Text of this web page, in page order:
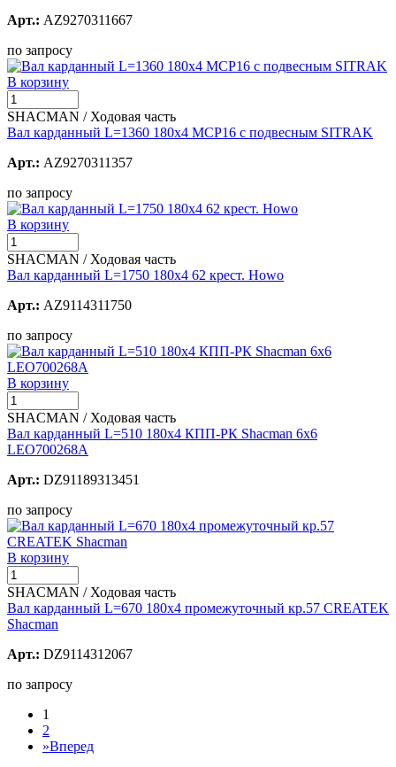
Арт.: AZ9270311667
по запросу
В корзину
SHACMAN / Ходовая часть
Вал карданный L=1360 180х4 MCP16 с подвесным SITRAK
Арт.: AZ9270311357
по запросу
В корзину
SHACMAN / Ходовая часть
Вал карданный L=1750 180х4 62 крест. Howo
Арт.: AZ9114311750
по запросу
В корзину
SHACMAN / Ходовая часть
Вал карданный L=510 180х4 КПП-РК Shacman 6х6
LEO700268A
Арт.: DZ91189313451
по запросу
В корзину
SHACMAN / Ходовая часть
Вал карданный L=670 180x4 промежуточный кр.57 CREATEK
Shacman
Арт.: DZ9114312067
по запросу
1
2
»Вперед